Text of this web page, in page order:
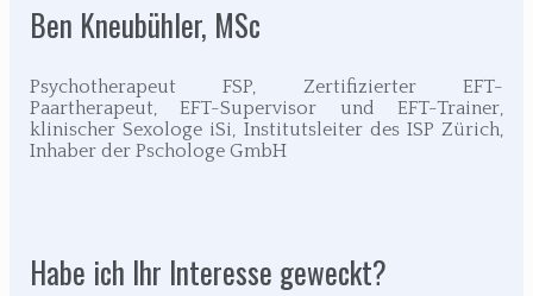
Ben Kneubühler, MSc
Psychotherapeut FSP, Zertifizierter EFT-
Paartherapeut, EFT-Supervisor und EFT-Trainer,
klinischer Sexologe iSi, Institutsleiter des ISP Zürich,
Inhaber der Pschologe GmbH
Habe ich Ihr Interesse geweckt?